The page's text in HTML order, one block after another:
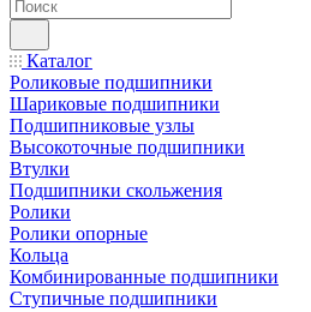
Каталог
Роликовые подшипники
Шариковые подшипники
Подшипниковые узлы
Высокоточные подшипники
Втулки
Подшипники скольжения
Ролики
Ролики опорные
Кольца
Комбинированные подшипники
Ступичные подшипники